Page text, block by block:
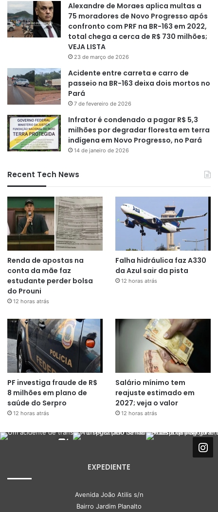
Alexandre de Moraes aplica multas a
75 moradores de Novo Progresso após
confronto com PRF na BR-163 em 2022,
total chega a cerca de R$ 730 milhões;
VEJA LISTA
23 de março de 2026
Acidente entre carreta e carro de
passeio na BR-163 deixa dois mortos no
Pará
7 de fevereiro de 2026
Infrator é condenado a pagar R$ 5,3
milhões por degradar floresta em terra
indígena em Novo Progresso, no Pará
14 de janeiro de 2026
Recent Tech News
Renda de apostas na
conta da mãe faz
estudante perder bolsa
do Prouni
12 horas atrás
Falha hidráulica faz A330
da Azul sair da pista
12 horas atrás
PF investiga fraude de R$
8 milhões em plano de
saúde do Serpro
12 horas atrás
Salário mínimo tem
reajuste estimado em
2027; veja o valor
12 horas atrás
EXPEDIENTE
Avenida João Atilis s/n
Bairro Jardim Planalto